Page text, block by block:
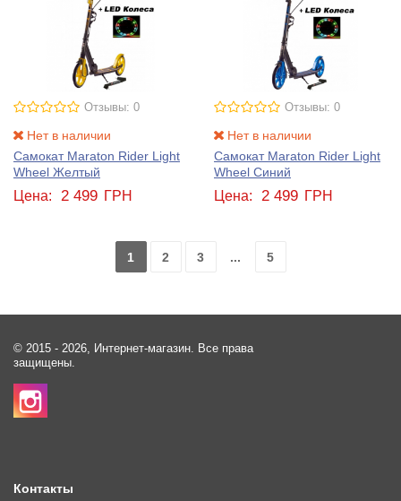
Отзывы: 0
Нет в наличии
Самокат Maraton Rider Light
Wheel Желтый
Цена: 2 499 ГРН
Отзывы: 0
Нет в наличии
Самокат Maraton Rider Light
Wheel Синий
Цена: 2 499 ГРН
1 2 3 ... 5
© 2015 - 2026, Интернет-магазин. Все права
защищены.
Контакты